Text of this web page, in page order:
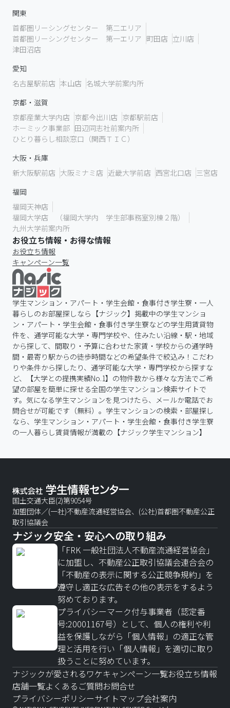
関東
首都圏リーシングセンター 第二エリア
首都圏リーシングセンター 第一エリア 町田店 立川店
津田沼店
愛知
名古屋駅前店 本山店 名城大学前案内所
京都・滋賀
京都産業大学内店 京都今出川店 京都駅前店
ホーミック事業部 田辺同志社前案内所
ひとり暮らし相談窓口（関西ＴＩＣ）
大阪・兵庫
新大阪駅前店 大阪ミナミ店 近畿大学前店 西宮北口店 三宮店
福岡
福岡天神店
福岡大学店 （福岡大学内 学生部事務室別棟２階）
九州大学前案内所
お役立ち情報・お得な情報
お役立ち情報
キャンペーン一覧
学生マンション・アパート・学生会館・食事付き学生寮・一人
暮らしのお部屋探しなら【ナジック】掲載中の学生マンショ
ン・アパート・学生会館・食事付き学生寮などの学生用賃貸物
件を、通学可能な大学・専門学校や、住みたい沿線・駅・地域
から探して、間取り・予算に合わせた家賃・学校からの通学時
間・最寄り駅からの徒歩時間などの希望条件で絞込み！こだわ
りや条件から探したり、通学可能な大学・専門学校から探すな
ど、【大学との提携実績No.1】の物件数から様々な方法でご希
望の部屋を簡単に探せる全国の学生マンション検索サイトで
す。気になる学生マンションを見つけたら、メールか電話でお
問合せが可能です（無料）。学生マンションの検索・部屋探し
なら、学生マンション・アパート・学生会館・食事付き学生寮
の一人暮らし賃貸情報が満載の【ナジック学生マンション】
国土交通大臣(2)第9054号
加盟団体／(一社)不動産流通経営協会、(公社)首都圏不動産公正
取引協議会
ナジック安全・安心への取り組み
「FRK 一般社団法人不動産流通経営協会」
に加盟し、不動産公正取引協議会連合会の
「不動産の表示に関する公正競争規約」を
遵守し適正な広告その他の表示をするよう
努めております。
プライバシーマーク付与事業者（認定番
号:20001167号）として、個人の権利や利
益を保護しながら「個人情報」の適正な管
理と活用を行い「個人情報」を適切に取り
扱うことに努めています。
ナジックが愛されるワケキャンペーン一覧お役立ち情報
店舗一覧よくあるご質問お問合せ
プライバシーポリシーサイトマップ会社案内